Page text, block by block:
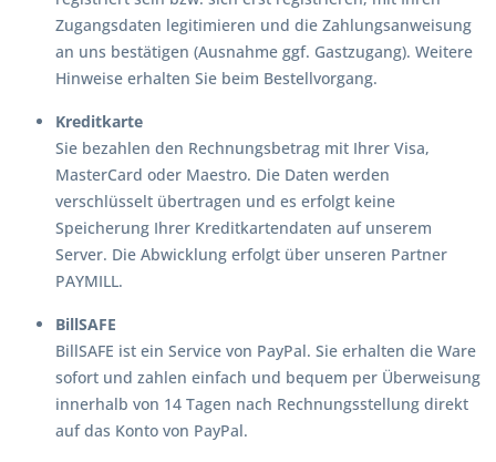
Zugangsdaten legitimieren und die Zahlungsanweisung
an uns bestätigen (Ausnahme ggf. Gastzugang). Weitere
Hinweise erhalten Sie beim Bestellvorgang.
Kreditkarte
Sie bezahlen den Rechnungsbetrag mit Ihrer Visa,
MasterCard oder Maestro. Die Daten werden
verschlüsselt übertragen und es erfolgt keine
Speicherung Ihrer Kreditkartendaten auf unserem
Server. Die Abwicklung erfolgt über unseren Partner
PAYMILL.
BillSAFE
BillSAFE ist ein Service von PayPal. Sie erhalten die Ware
sofort und zahlen einfach und bequem per Überweisung
innerhalb von 14 Tagen nach Rechnungsstellung direkt
auf das Konto von PayPal.